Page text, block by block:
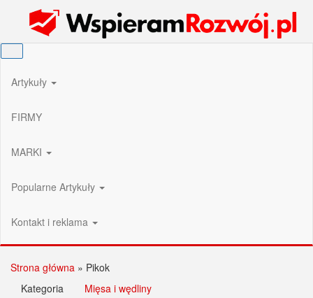
Wspieram Rozwój PL
Artykuły
FIRMY
MARKI
Popularne Artykuły
Kontakt i reklama
Strona główna » Pikok
Kategoria
Mięsa i wędliny